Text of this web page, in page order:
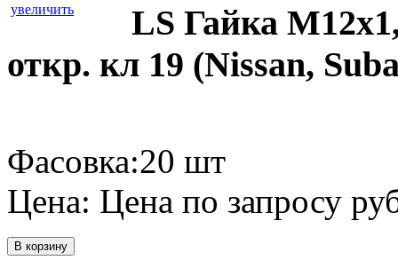
увеличить
LS Гайка
откр. кл 19 (Nissan,
Фасовка:20 шт
Цена: Цена по запросу
В корзину